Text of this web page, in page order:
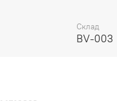
Отделка
клея необратимой
особой
Склад
BV-003